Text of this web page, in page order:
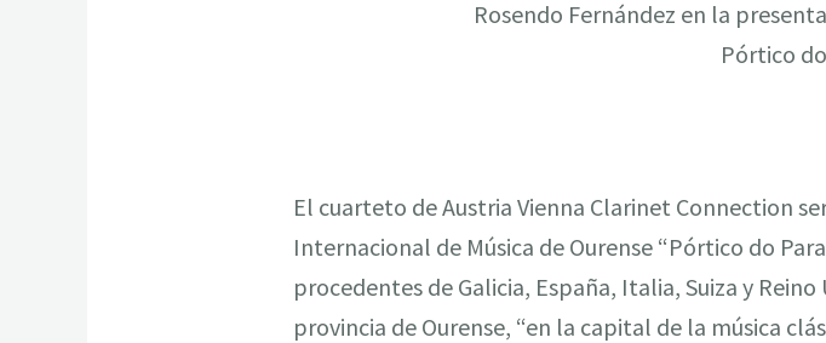
Rosendo Fernández en la
Pórtico
El cuarteto de Austria Vienna Clarinet Connection
Internacional de Música de Ourense “Pórtico do
procedentes de Galicia, España, Italia, Suiza y
provincia de Ourense, “en la capital de la música